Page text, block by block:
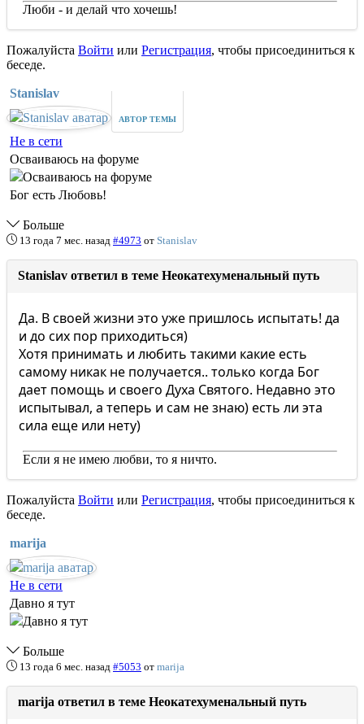
Люби - и делай что хочешь!
Пожалуйста Войти или Регистрация, чтобы присоединиться к
беседе.
Stanislav
АВТОР ТЕМЫ
Не в сети
Осваиваюсь на форуме
Бог есть Любовь!
Больше
13 года 7 мес. назад #4973 от Stanislav
Stanislav ответил в теме Неокатехуменальный путь
Да. В своей жизни это уже пришлось испытать! да
и до сих пор приходиться)
Хотя принимать и любить такими какие есть
самому никак не получается.. только когда Бог
дает помощь и своего Духа Святого. Недавно это
испытывал, а теперь и сам не знаю) есть ли эта
сила еще или нету)
Если я не имею любви, то я ничто.
Пожалуйста Войти или Регистрация, чтобы присоединиться к
беседе.
marija
Не в сети
Давно я тут
Больше
13 года 6 мес. назад #5053 от marija
marija ответил в теме Неокатехуменальный путь